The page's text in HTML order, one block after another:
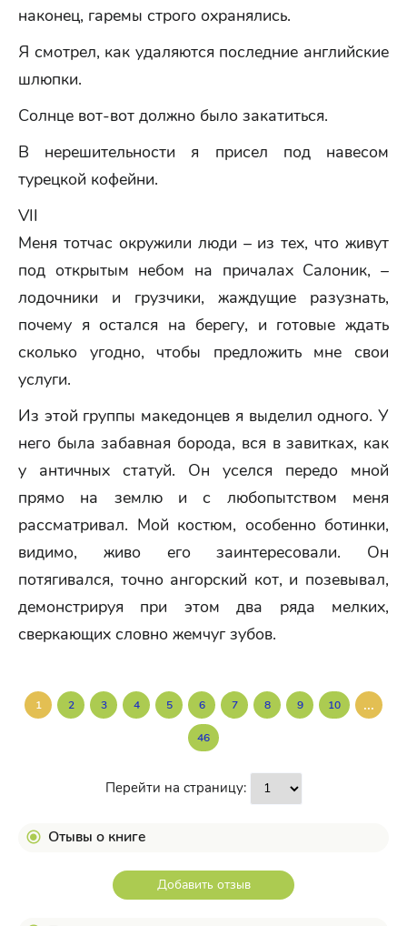
наконец, гаремы строго охранялись.
Я смотрел, как удаляются последние английские
шлюпки.
Солнце вот-вот должно было закатиться.
В нерешительности я присел под навесом
турецкой кофейни.
VII
Меня тотчас окружили люди – из тех, что живут
под открытым небом на причалах Салоник, –
лодочники и грузчики, жаждущие разузнать,
почему я остался на берегу, и готовые ждать
сколько угодно, чтобы предложить мне свои
услуги.
Из этой группы македонцев я выделил одного. У
него была забавная борода, вся в завитках, как
у античных статуй. Он уселся передо мной
прямо на землю и с любопытством меня
рассматривал. Мой костюм, особенно ботинки,
видимо, живо его заинтересовали. Он
потягивался, точно ангорский кот, и позевывал,
демонстрируя при этом два ряда мелких,
сверкающих словно жемчуг зубов.
1 2 3 4 5 6 7 8 9 10 ...
46
Перейти на страницу:
Отывы о книге
Добавить отзыв